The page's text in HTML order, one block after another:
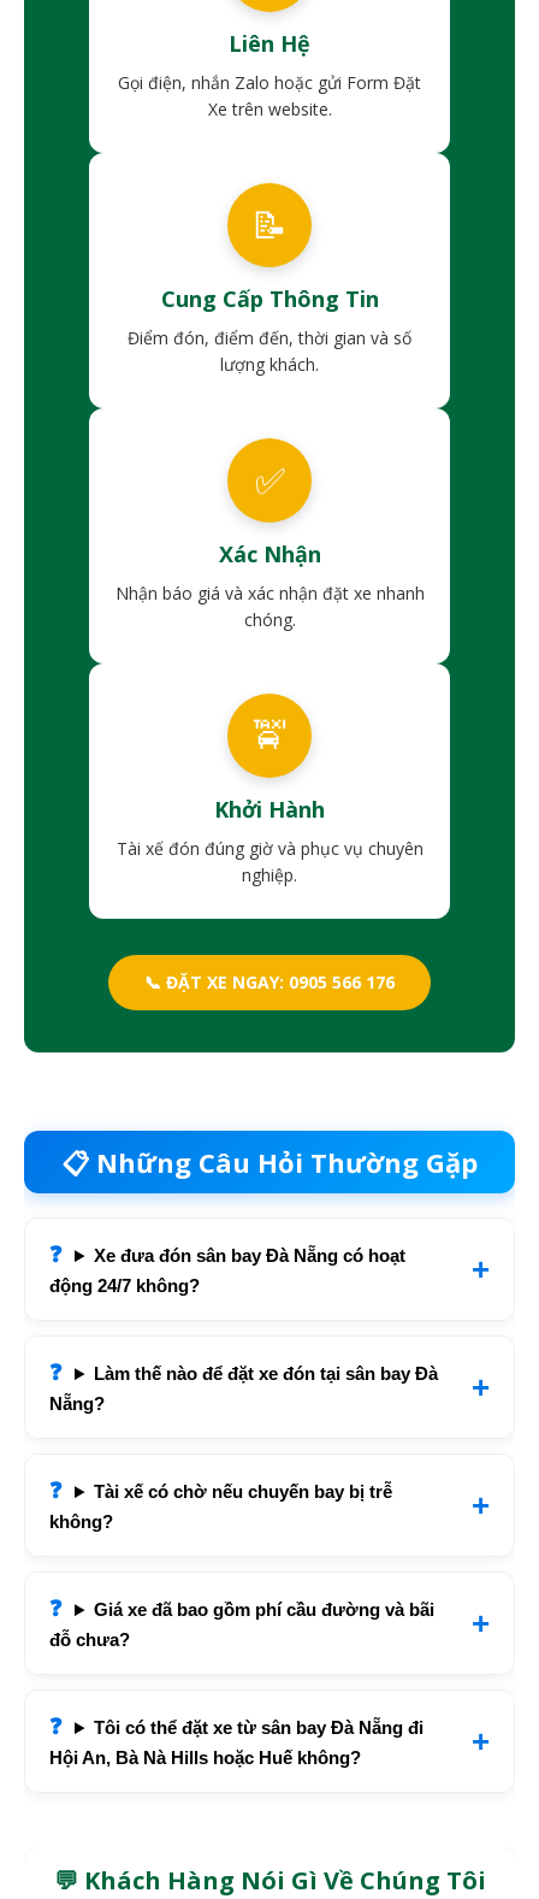
Liên Hệ
Gọi điện, nhắn Zalo hoặc gửi Form Đặt
Xe trên website.
📝
Cung Cấp Thông Tin
Điểm đón, điểm đến, thời gian và số
lượng khách.
✅
Xác Nhận
Nhận báo giá và xác nhận đặt xe nhanh
chóng.
🚖
Khởi Hành
Tài xế đón đúng giờ và phục vụ chuyên
nghiệp.
📞 ĐẶT XE NGAY: 0905 566 176
📋 Những Câu Hỏi Thường Gặp
Xe đưa đón sân bay Đà Nẵng có hoạt
động 24/7 không?
Làm thế nào để đặt xe đón tại sân bay Đà
Nẵng?
Tài xế có chờ nếu chuyến bay bị trễ
không?
Giá xe đã bao gồm phí cầu đường và bãi
đỗ chưa?
Tôi có thể đặt xe từ sân bay Đà Nẵng đi
Hội An, Bà Nà Hills hoặc Huế không?
💬 Khách Hàng Nói Gì Về Chúng Tôi